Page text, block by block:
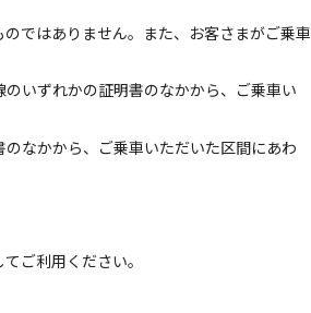
ではありません。また、お客さまがご乗車
いずれかの証明書のなかから、ご乗車い
なかから、ご乗車いただいた区間にあわ
ご利用ください。